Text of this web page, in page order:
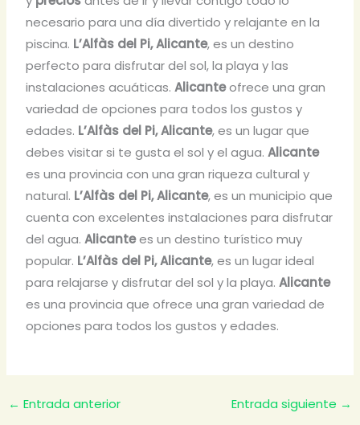
necesario para una día divertido y relajante en la
piscina. L’Alfàs del Pi, Alicante, es un destino
perfecto para disfrutar del sol, la playa y las
instalaciones acuáticas.Alicanteofrece una gran
variedad de opciones para todos los gustos y
edades. L’Alfàs del Pi, Alicante, es un lugar que
debes visitar si te gusta el sol y el agua.Alicante
es una provincia con una gran riqueza cultural y
natural. L’Alfàs del Pi, Alicante, es un municipio que
cuenta con excelentes instalaciones para disfrutar
del agua.Alicantees un destino turístico muy
popular. L’Alfàs del Pi, Alicante, es un lugar ideal
para relajarse y disfrutar del sol y la playa.Alicante
es una provincia que ofrece una gran variedad de
opciones para todos los gustos y edades.
← Entrada anterior Entrada siguiente →